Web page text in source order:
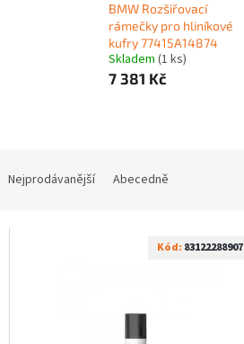
BMW Rozšiřovací
rámečky pro hliníkové
kufry 77415A14874
Skladem (1 ks)
7 381 Kč
Nejprodávanější Abecedně
Kód: 83122288907